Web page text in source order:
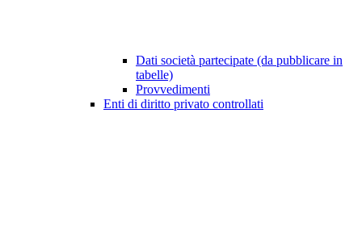
Dati società partecipate (da pubblicare in
tabelle)
Provvedimenti
Enti di diritto privato controllati